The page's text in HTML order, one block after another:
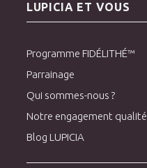
LUPICIA ET VOUS
Programme FIDÉLITHÉ™
Parrainage
Qui sommes-nous ?
Notre engagement qualité
Blog LUPICIA